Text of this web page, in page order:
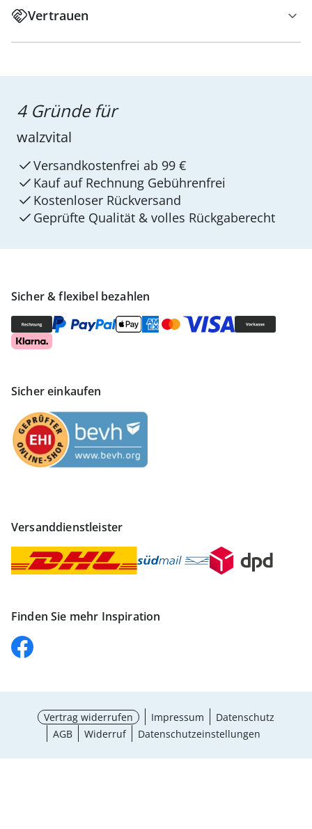
Vertrauen
Sicher & flexibel bezahlen
Sicher einkaufen
Versanddienstleister
Finden Sie mehr Inspiration
4 Gründe für
walzvital
Versandkostenfrei ab 99 €
Kauf auf Rechnung Gebührenfrei
Kostenloser Rückversand
Geprüfte Qualität & volles Rückgaberecht
Vertrag widerrufen Impressum
Datenschutz
AGB
Widerruf Datenschutzeinstellungen